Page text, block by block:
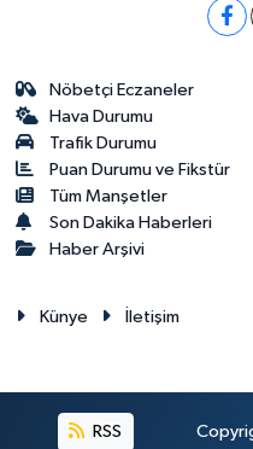
Nöbetçi Eczaneler
Hava Durumu
Trafik Durumu
Puan Durumu ve Fikstür
Tüm Manşetler
Son Dakika Haberleri
Haber Arşivi
Künye İletişim
RSS